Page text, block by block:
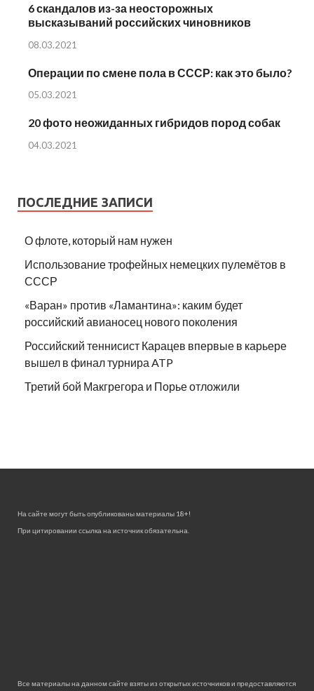
6 скандалов из-за неосторожных
высказываний российских чиновников
08.03.2021
Операции по смене пола в СССР: как это было?
05.03.2021
20 фото неожиданных гибридов пород собак
04.03.2021
ПОСЛЕДНИЕ ЗАПИСИ
О флоте, который нам нужен
Использование трофейных немецких пулемётов в
СССР
«Варан» против «Ламантина»: каким будет
российский авианосец нового поколения
Российский теннисист Карацев впервые в карьере
вышел в финал турнира ATP
Третий бой Макгрегора и Порье отложили
На сайте могут быть опубликованы материалы 18+!
При цитировании ссылка на источник обязательна.
Все материалы на данном сайте взяты из открытых источников и предоставляются